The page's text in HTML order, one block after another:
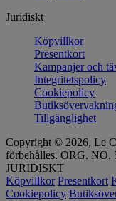
Juridiskt
Köpvillkor
Presentkort
Kampanjer och
Integritetspolicy
Cookiepolicy
Tillgänglighet
Copyright © 2026, Le
förbehålles. ORG. NO.
JURIDISKT
Köpvillkor Presentkort
Cookiepolicy